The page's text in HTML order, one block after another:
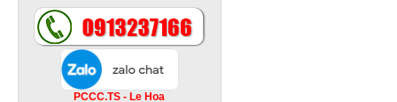
PCCC.TS - Le Hoa